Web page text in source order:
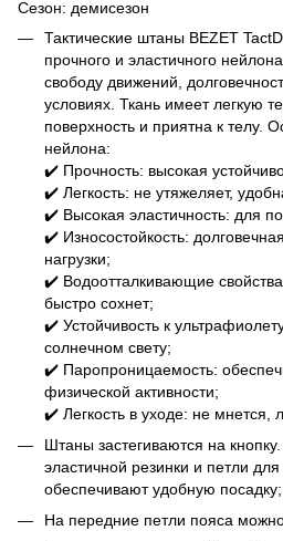
Сезон: демисезон
Тактические штаны BEZET
прочного и эластичного
свободу движений,
условиях. Ткань имеет легкую
поверхность и приятна к телу.
нейлона:
✔️ Прочность: высокая
✔️ Легкость: не утяжеляет,
✔️ Высокая эластичность: для
✔️ Износостойкость:
нагрузки;
✔️ Водоотталкивающие
быстро сохнет;
✔️ Устойчивость к
солнечном свету;
✔️ Паропроницаемость:
физической активности;
✔️ Легкость в уходе: не мнется,
Штаны застегиваются на
эластичной резинки и петли
обеспечивают удобную посадку;
На передние петли пояса